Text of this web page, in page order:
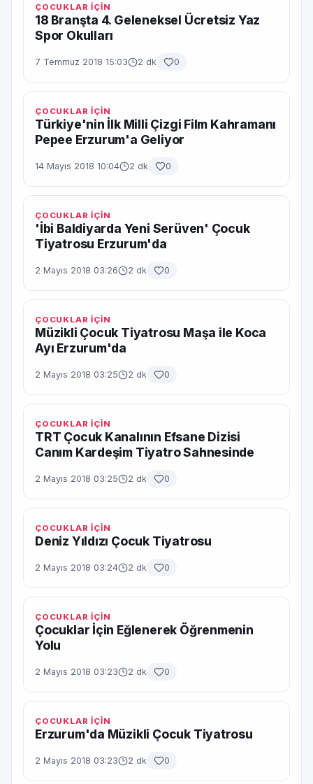
ÇOCUKLAR İÇİN
18 Branşta 4. Geleneksel Ücretsiz Yaz
Spor Okulları
7 Temmuz 2018 15:03 2 dk 0
ÇOCUKLAR İÇİN
Türkiye'nin İlk Milli Çizgi Film Kahramanı
Pepee Erzurum'a Geliyor
14 Mayıs 2018 10:04 2 dk 0
ÇOCUKLAR İÇİN
'İbi Baldiyarda Yeni Serüven' Çocuk
Tiyatrosu Erzurum'da
2 Mayıs 2018 03:26 2 dk 0
ÇOCUKLAR İÇİN
Müzikli Çocuk Tiyatrosu Maşa ile Koca
Ayı Erzurum'da
2 Mayıs 2018 03:25 2 dk 0
ÇOCUKLAR İÇİN
TRT Çocuk Kanalının Efsane Dizisi
Canım Kardeşim Tiyatro Sahnesinde
2 Mayıs 2018 03:25 2 dk 0
ÇOCUKLAR İÇİN
Deniz Yıldızı Çocuk Tiyatrosu
2 Mayıs 2018 03:24 2 dk 0
ÇOCUKLAR İÇİN
Çocuklar İçin Eğlenerek Öğrenmenin
Yolu
2 Mayıs 2018 03:23 2 dk 0
ÇOCUKLAR İÇİN
Erzurum'da Müzikli Çocuk Tiyatrosu
2 Mayıs 2018 03:23 2 dk 0